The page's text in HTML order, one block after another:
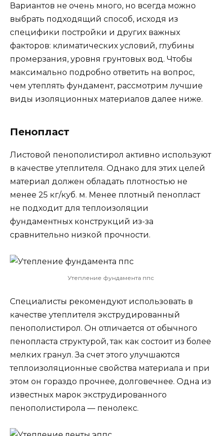
Вариантов не очень много, но всегда можно
выбрать подходящий способ, исходя из
специфики постройки и других важных
факторов: климатических условий, глубины
промерзания, уровня грунтовых вод. Чтобы
максимально подробно ответить на вопрос,
чем утеплять фундамент, рассмотрим лучшие
виды изоляционных материалов далее ниже.
Пенопласт
Листовой пенополистирол активно используют
в качестве утеплителя. Однако для этих целей
материал должен обладать плотностью не
менее 25 кг/куб. м. Менее плотный пенопласт
не подходит для теплоизоляции
фундаментных конструкций из-за
сравнительно низкой прочности.
Утепление фундамента ппс
Специалисты рекомендуют использовать в
качестве утеплителя экструдированный
пенополистирол. Он отличается от обычного
пенопласта структурой, так как состоит из более
мелких гранул. За счет этого улучшаются
теплоизоляционные свойства материала и при
этом он гораздо прочнее, долговечнее. Одна из
известных марок экструдированного
пенополистирола — пенолекс.